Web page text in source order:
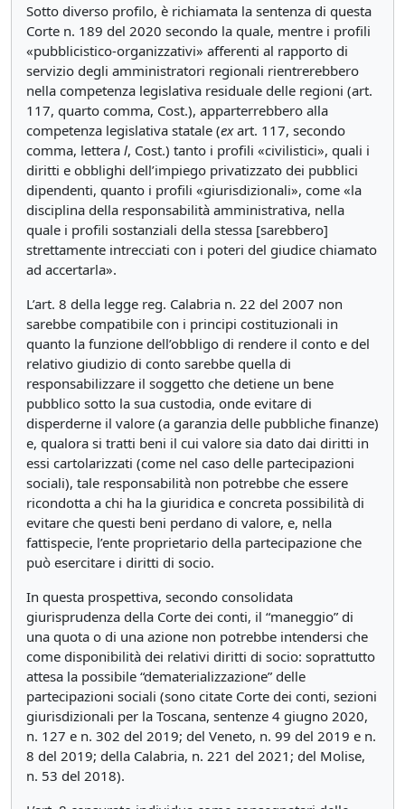
Sotto diverso profilo, è richiamata la sentenza di questa
Corte n. 189 del 2020 secondo la quale, mentre i profili
«pubblicistico-organizzativi» afferenti al rapporto di
servizio degli amministratori regionali rientrerebbero
nella competenza legislativa residuale delle regioni (art.
117, quarto comma, Cost.), apparterrebbero alla
competenza legislativa statale (exart. 117, secondo
comma, lettera l, Cost.) tanto i profili «civilistici», quali i
diritti e obblighi dell’impiego privatizzato dei pubblici
dipendenti, quanto i profili «giurisdizionali», come «la
disciplina della responsabilità amministrativa, nella
quale i profili sostanziali della stessa [sarebbero]
strettamente intrecciati con i poteri del giudice chiamato
ad accertarla».
L’art. 8 della legge reg. Calabria n. 22 del 2007 non
sarebbe compatibile con i principi costituzionali in
quanto la funzione dell’obbligo di rendere il conto e del
relativo giudizio di conto sarebbe quella di
responsabilizzare il soggetto che detiene un bene
pubblico sotto la sua custodia, onde evitare di
disperderne il valore (a garanzia delle pubbliche finanze)
e, qualora si tratti beni il cui valore sia dato dai diritti in
essi cartolarizzati (come nel caso delle partecipazioni
sociali), tale responsabilità non potrebbe che essere
ricondotta a chi ha la giuridica e concreta possibilità di
evitare che questi beni perdano di valore, e, nella
fattispecie, l’ente proprietario della partecipazione che
può esercitare i diritti di socio.
In questa prospettiva, secondo consolidata
giurisprudenza della Corte dei conti, il “maneggio” di
una quota o di una azione non potrebbe intendersi che
come disponibilità dei relativi diritti di socio: soprattutto
attesa la possibile “dematerializzazione” delle
partecipazioni sociali (sono citate Corte dei conti, sezioni
giurisdizionali per la Toscana, sentenze 4 giugno 2020,
n. 127 e n. 302 del 2019; del Veneto, n. 99 del 2019 e n.
8 del 2019; della Calabria, n. 221 del 2021; del Molise,
n. 53 del 2018).